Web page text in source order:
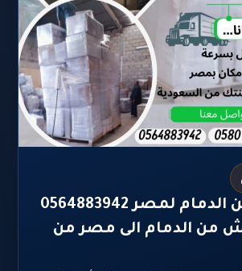
شركة شحن من الدمام لمصر 0564883942
من الدمام الى مصر من